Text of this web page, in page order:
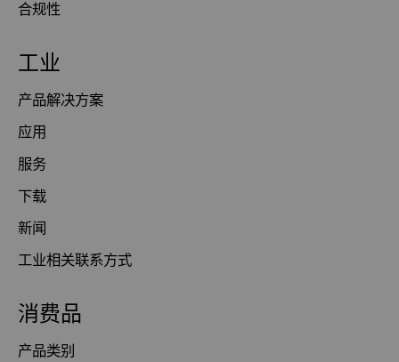
合规性
消费品
产品类别
工业
产品解决方案
应用
服务
下载
新闻
工业相关联系方式